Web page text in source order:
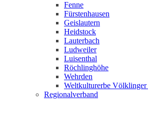
Fenne
Fürstenhausen
Geislautern
Heidstock
Lauterbach
Ludweiler
Luisenthal
Röchlinghöhe
Wehrden
Weltkulturerbe Völklinger
Regionalverband